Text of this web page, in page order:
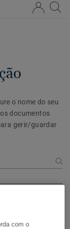
o nome do seu
documentos
gerir/guardar
com o